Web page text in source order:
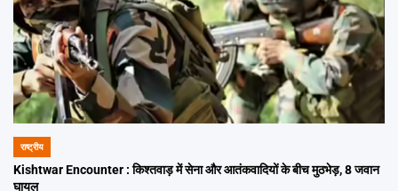
POSTED
IN
राष्ट्रीय
Kishtwar Encounter : किश्तवाड़ में सेना और आतंकवादियों के बीच मुठभेड़, 8 जवान
घायल